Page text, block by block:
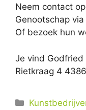
Neem contact
Genootschap
Of bezoek hun
Je vind Godfried
Rietkraag 4
Categorieën